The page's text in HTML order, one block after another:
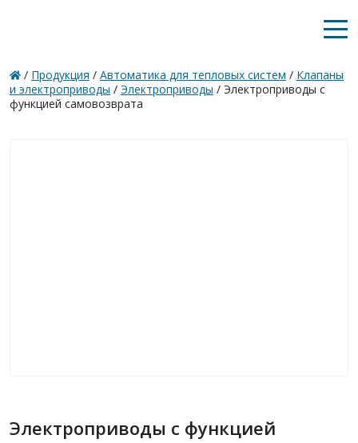
/ Продукция / Автоматика для тепловых систем / Клапаны
и электроприводы / Электроприводы / Электроприводы с
функцией самовозврата
Электроприводы с функцией